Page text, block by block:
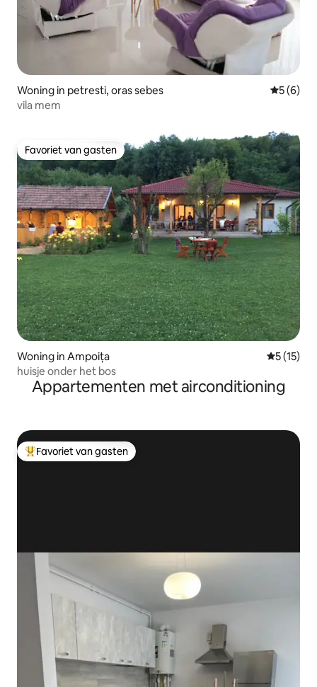
Woning in petresti, oras sebes
5 (6)
vila mem
Favoriet van gasten
Favoriet van gasten
Woning in Ampoița
5 (15)
huisje onder het bos
Appartementen met airconditioning
Topfavoriet van gasten
Favoriet van gasten